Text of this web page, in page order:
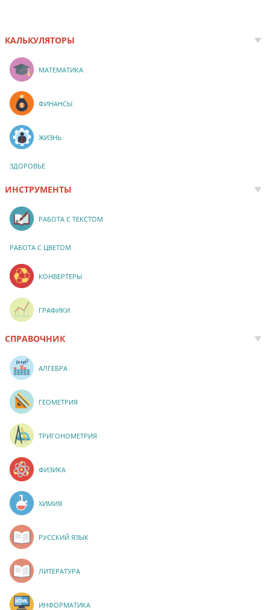
КАЛЬКУЛЯТОРЫ
МАТЕМАТИКА
ФИНАНСЫ
ЖИЗНЬ
ЗДОРОВЬЕ
ИНСТРУМЕНТЫ
РАБОТА С ТЕКСТОМ
РАБОТА С ЦВЕТОМ
КОНВЕРТЕРЫ
ГРАФИКИ
СПРАВОЧНИК
АЛГЕБРА
ГЕОМЕТРИЯ
ТРИГОНОМЕТРИЯ
ФИЗИКА
ХИМИЯ
РУССКИЙ ЯЗЫК
ЛИТЕРАТУРА
ИНФОРМАТИКА